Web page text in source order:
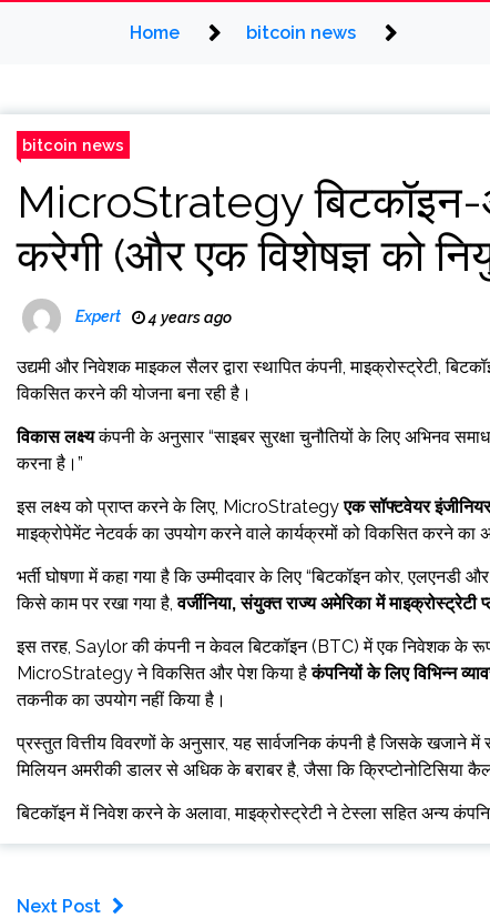
Home bitcoin news
bitcoin news
MicroStrategy बिटकॉइन-
करेगी (और एक विशेषज्ञ को
Expert 4 years ago
उद्यमी और निवेशक माइकल सैलर द्वारा स्थापित कंपनी, माइक्रोस्ट्रेटी,
विकसित करने की योजना बना रही है।
विकास लक्ष्यकंपनी के अनुसार “साइबर सुरक्षा चुनौतियों के लिए अभिनव
करना है।”
इस लक्ष्य को प्राप्त करने के लिए, MicroStrategyएक सॉफ्टवेयर
माइक्रोपेमेंट नेटवर्क का उपयोग करने वाले कार्यक्रमों को विकसित करने का
भर्ती घोषणा में कहा गया है कि उम्मीदवार के लिए “बिटकॉइन कोर, एलएनडी
किसे काम पर रखा गया है,वर्जीनिया, संयुक्त राज्य अमेरिका में माइक्रोस्ट्रेटी
इस तरह, Saylor की कंपनी न केवल बिटकॉइन (BTC) में एक निवेशक के
MicroStrategy ने विकसित और पेश किया हैकंपनियों के लिए विभिन्न
तकनीक का उपयोग नहीं किया है।
प्रस्तुत वित्तीय विवरणों के अनुसार, यह सार्वजनिक कंपनी है जिसके खजाने में
मिलियन अमरीकी डालर से अधिक के बराबर है, जैसा कि क्रिप्टोनोटिसिया
बिटकॉइन में निवेश करने के अलावा, माइक्रोस्ट्रेटी ने टेस्ला सहित अन्य
Next Post